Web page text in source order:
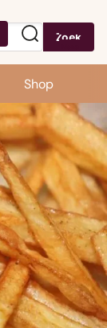
Zoek
Shop